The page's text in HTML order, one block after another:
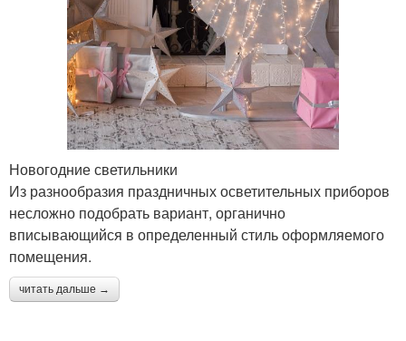
Новогодние светильники
Из разнообразия праздничных осветительных приборов
несложно подобрать вариант, органично
вписывающийся в определенный стиль оформляемого
помещения.
читать дальше →